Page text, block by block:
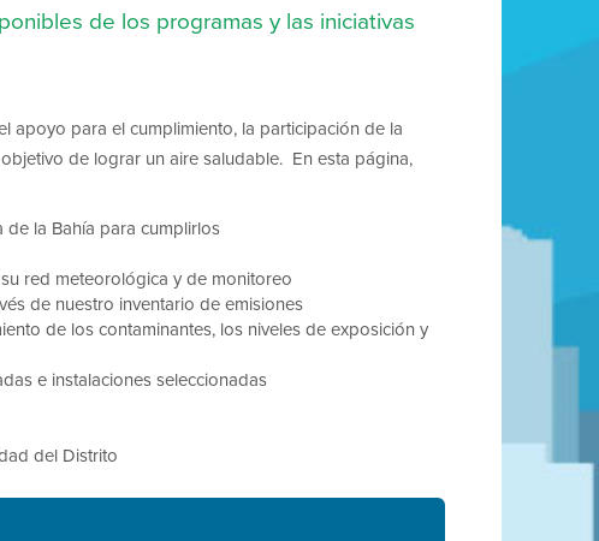
de los programas y las iniciativas
apoyo para el cumplimiento, la participación de la
de lograr un aire saludable. En esta página,
la Bahía para cumplirlos
red meteorológica y de monitoreo
de nuestro inventario de emisiones
de los contaminantes, los niveles de exposición y
e instalaciones seleccionadas
del Distrito